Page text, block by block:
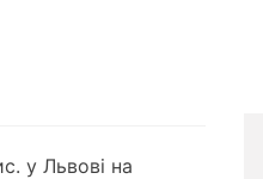
у Львові на